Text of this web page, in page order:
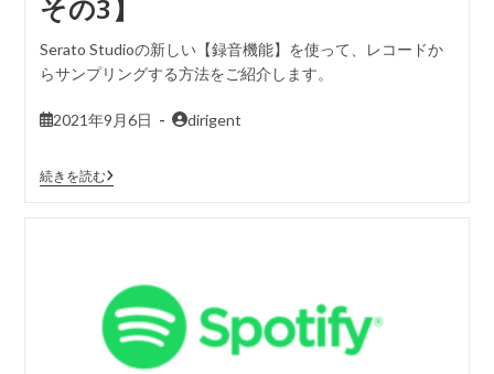
その3】
Serato Studioの新しい【録音機能】を使って、レコードか
らサンプリングする方法をご紹介します。
2021年9月6日 dirigent
続きを読む